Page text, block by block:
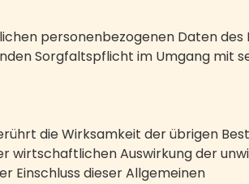
personenbezogenen Daten des
Sorgfaltspflicht im Umgang mit
die Wirksamkeit der übrigen
wirtschaftlichen Auswirkung der
Einschluss dieser Allgemeinen